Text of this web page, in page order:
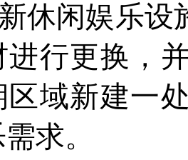
休闲娱乐
进行更换，
区域新建一
求。